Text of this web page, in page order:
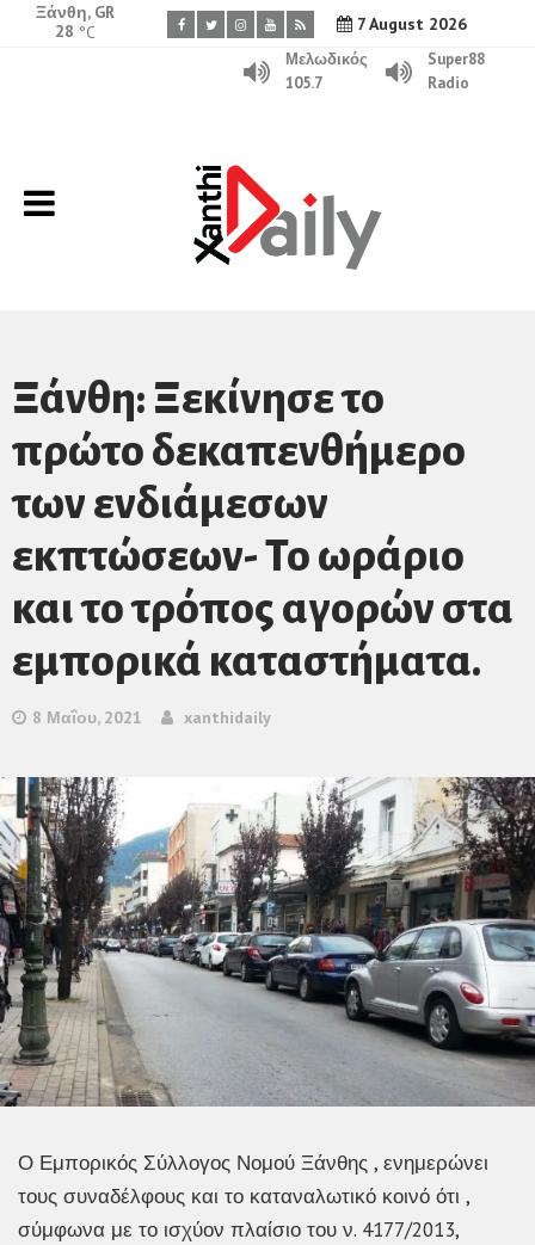
7 August 2026
Ξάνθη, GR
28 °C
Μελωδικός
105.7
Super88
Radio
Ξάνθη: Ξεκίνησε το
πρώτο δεκαπενθήμερο
των ενδιάμεσων
εκπτώσεων- Το ωράριο
και το τρόπος αγορών στα
εμπορικά καταστήματα.
8 Μαΐου, 2021 xanthidaily
Ο Εμπορικός Σύλλογος Νομού Ξάνθης , ενημερώνει
τους συναδέλφους και το καταναλωτικό κοινό ότι ,
σύμφωνα με το ισχύον πλαίσιο του ν. 4177/2013,